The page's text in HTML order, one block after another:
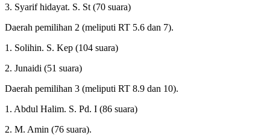
3. Syarif hidayat. S. St (70 suara)
Daerah pemilihan 2 (meliputi RT 5.6 dan 7).
1. Solihin. S. Kep (104 suara)
2. Junaidi (51 suara)
Daerah pemilihan 3 (meliputi RT 8.9 dan 10).
1. Abdul Halim. S. Pd. I (86 suara)
2. M. Amin (76 suara).